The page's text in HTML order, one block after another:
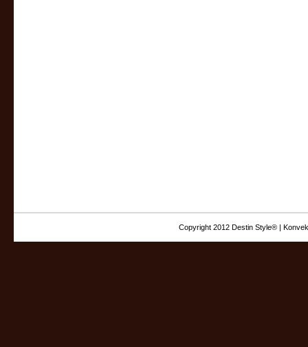
Copyright 2012 Destin Style® |